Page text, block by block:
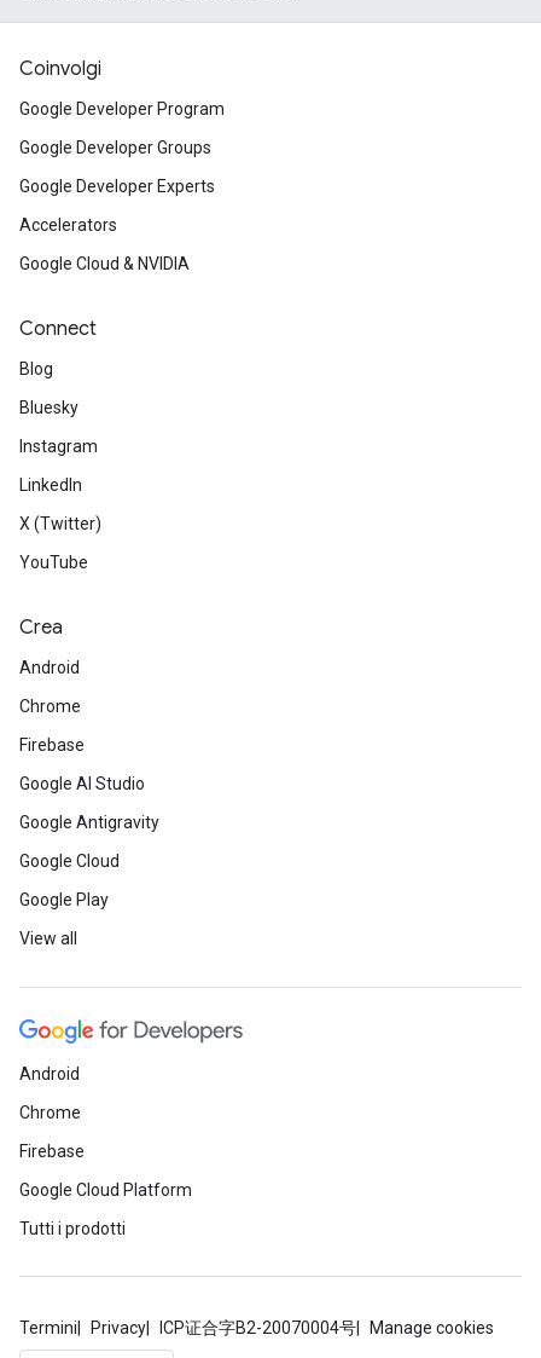
Coinvolgi
Google Developer Program
Google Developer Groups
Google Developer Experts
Accelerators
Google Cloud & NVIDIA
Connect
Blog
Bluesky
Instagram
LinkedIn
X (Twitter)
YouTube
Crea
Android
Chrome
Firebase
Google AI Studio
Google Antigravity
Google Cloud
Google Play
View all
Android
Chrome
Firebase
Google Cloud Platform
Tutti i prodotti
Termini Privacy ICP证合字B2-20070004号 Manage cookies